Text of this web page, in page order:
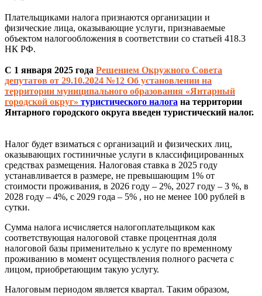
Плательщиками налога признаются организации и
физические лица, оказывающие услуги, признаваемые
объектом налогообложения в соответствии со статьей 418.3
НК РФ.
С 1 января 2025 года Решением Окружного Совета
депутатов от 29.10.2024 №12 Об установлении на
территории муниципального образования «Янтарный
городской округ» туристического налога на территории
Янтарного городского округа введен туристический налог.
Налог будет взиматься с организаций и физических лиц,
оказывающих гостиничные услуги в классифицированных
средствах размещения. Налоговая ставка в 2025 году
устанавливается в размере, не превышающим 1% от
стоимости проживания, в 2026 году – 2%, 2027 году – 3 %, в
2028 году – 4%, с 2029 года – 5% , но не менее 100 рублей в
сутки.
Сумма налога исчисляется налогоплательщиком как
соответствующая налоговой ставке процентная доля
налоговой базы применительно к услуге по временному
проживанию в момент осуществления полного расчета с
лицом, приобретающим такую услугу.
Налоговым периодом является квартал. Таким образом,